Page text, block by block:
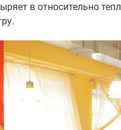
в относительно